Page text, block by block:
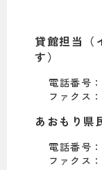
貸館担当（
す）
電話番号
ファクス
あおもり県
電話番号
ファクス